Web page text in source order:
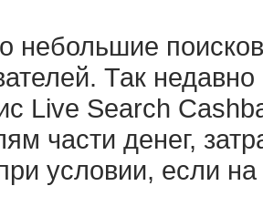
небольшие
Так недавно
Live Search
части денег,
условии, если